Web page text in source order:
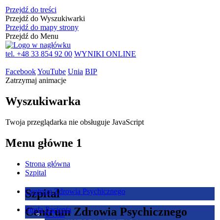
Przejdź do treści
Przejdź do Wyszukiwarki
Przejdź do mapy strony
Przejdź do Menu
tel. +48 33 854 92 00 WYNIKI ONLINE
FacebookYouTube Unia BIP
Zatrzymaj animacje
Wyszukiwarka
Twoja przeglądarka nie obsługuje JavaScript
Menu główne 1
Strona główna
Szpital
Szpital
O Nas
Centrum Zdrowia Psychicznego
Centrum Zdrowia Psychicznego
Strefa Pacjenta